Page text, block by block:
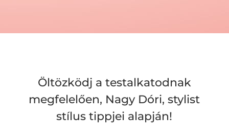
Öltözködj a testalkatodnak
megfelelően, Nagy Dóri, stylist
stílus tippjei alapján!